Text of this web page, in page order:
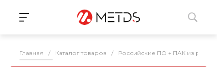
Главная / Каталог товаров / Российские ПО + ПАК из